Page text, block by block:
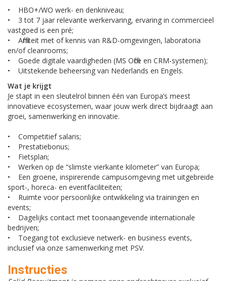
• HBO+/WO werk- en denkniveau;
• 3 tot 7 jaar relevante werkervaring, ervaring in commercieel
vastgoed is een pré;
• Affiniteit met of kennis van R&D-omgevingen, laboratoria
en/of cleanrooms;
• Goede digitale vaardigheden (MS Office en CRM-systemen);
• Uitstekende beheersing van Nederlands en Engels.
Wat je krijgt
Je stapt in een sleutelrol binnen één van Europa’s meest
innovatieve ecosystemen, waar jouw werk direct bijdraagt aan
groei, samenwerking en innovatie.
• Competitief salaris;
• Prestatiebonus;
• Fietsplan;
• Werken op de “slimste vierkante kilometer” van Europa;
• Een groene, inspirerende campusomgeving met uitgebreide
sport-, horeca- en eventfaciliteiten;
• Ruimte voor persoonlijke ontwikkeling via trainingen en
events;
• Dagelijks contact met toonaangevende internationale
bedrijven;
• Toegang tot exclusieve netwerk- en business events,
inclusief via onze samenwerking met PSV.
Instructies